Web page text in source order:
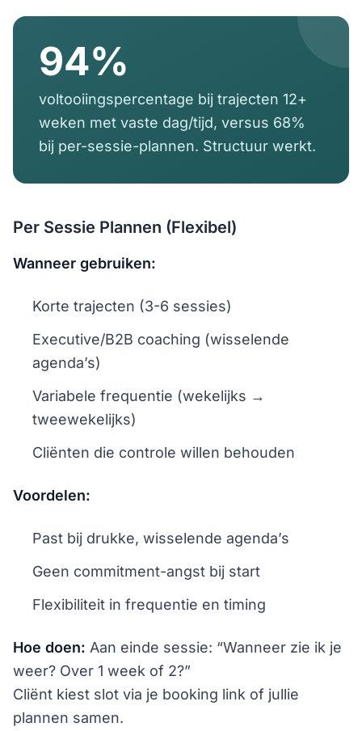
94%
voltooiingspercentage bij trajecten 12+
weken met vaste dag/tijd, versus 68%
bij per-sessie-plannen. Structuur werkt.
Per Sessie Plannen (Flexibel)
Wanneer gebruiken:
Korte trajecten (3-6 sessies)
Executive/B2B coaching (wisselende
agenda’s)
Variabele frequentie (wekelijks →
tweewekelijks)
Cliënten die controle willen behouden
Voordelen:
Past bij drukke, wisselende agenda’s
Geen commitment-angst bij start
Flexibiliteit in frequentie en timing
Hoe doen: Aan einde sessie: “Wanneer zie ik je
weer? Over 1 week of 2?”
Cliënt kiest slot via je booking link of jullie
plannen samen.